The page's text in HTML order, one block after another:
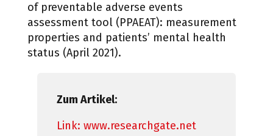
of preventable adverse events
assessment tool (PPAEAT): measurement
properties and patients’ mental health
status (April 2021).
Zum Artikel:
Link: www.researchgate.net